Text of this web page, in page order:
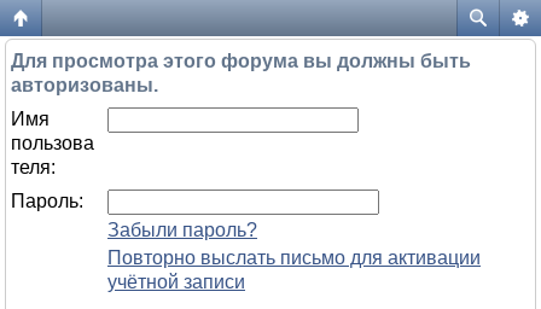
Для просмотра этого форума вы должны быть
авторизованы.
Имя
пользова
теля:
Пароль:
Забыли пароль?
Повторно выслать письмо для активации
учётной записи